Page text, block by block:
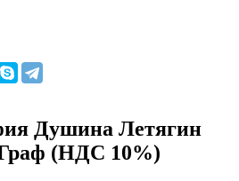
Душина Летягин
(НДС 10%)